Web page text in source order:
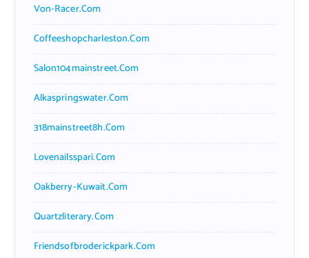
Von-Racer.com
Coffeeshopcharleston.com
Salon104mainstreet.com
Alkaspringswater.com
318mainstreet8h.com
Lovenailsspari.com
Oakberry-Kuwait.com
Quartzliterary.com
Friendsofbroderickpark.com